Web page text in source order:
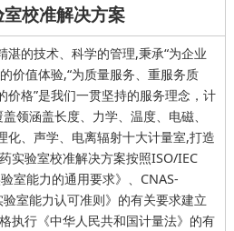
校准解决方案
湛的技术、科学的管理,秉承“为企业
价值体验,“为质量服务、重服务质
价格”是我们一贯坚持的服务理念，计
领涵盖长度、力学、温度、电磁、
化、声学、电离辐射十大计量室,打造
实验室校准解决方案按照ISO/IEC
室能力的通用要求》、CNAS-
室能力认可准则》的有关要求建立
执行《中华人民共和国计量法》的有